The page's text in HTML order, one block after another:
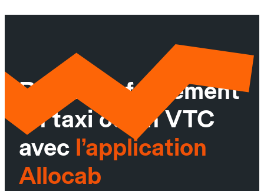
Réservez facilement
un taxi ou un VTC
avec l’application
Allocab